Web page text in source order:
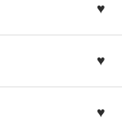
♥
♥
♥